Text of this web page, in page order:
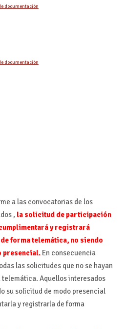
documentación
documentación
a las convocatorias de los
, lasolicitud de participación
y registrará
de forma telemática, no siendo
presencial.En consecuencia
las solicitudes que no se hayan
Aquellos interesados
su solicitud de modo presencial
y registrarla de forma